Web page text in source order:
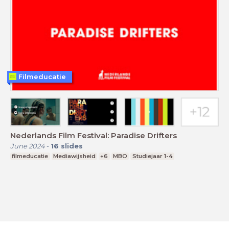
Nederlands Film Festival: Paradise Drifters
June 2024- 16 slides
filmeducatie Mediawijsheid +6 MBO Studiejaar 1-4
Filmeducatie